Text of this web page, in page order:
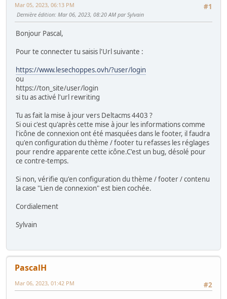
#1
Mar 05, 2023, 06:13 PM
Dernière édition: Mar 06, 2023, 08:20 AM par Sylvain
Bonjour Pascal,
Pour te connecter tu saisis l'Url suivante :
https://www.lesechoppes.ovh/?user/login
ou
https://ton_site/user/login
si tu as activé l'url rewriting
Tu as fait la mise à jour vers Deltacms 4403 ?
Si oui c'est qu'après cette mise à jour les informations comme
l'icône de connexion ont été masquées dans le footer, il faudra
qu'en configuration du thème / footer tu refasses les réglages
pour rendre apparente cette icône.C'est un bug, désolé pour
ce contre-temps.
Si non, vérifie qu'en configuration du thème / footer / contenu
la case "Lien de connexion" est bien cochée.
Cordialement
Sylvain
PascalH
#2
Mar 06, 2023, 01:42 PM